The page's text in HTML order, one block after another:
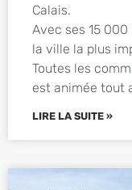
Calais.
Avec ses 15
la ville la plus
Toutes les
est animée tout
LIRE LA SUITE »